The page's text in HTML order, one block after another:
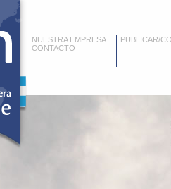
NUESTRA EMPRESA
CONTACTO
PUBLICAR/